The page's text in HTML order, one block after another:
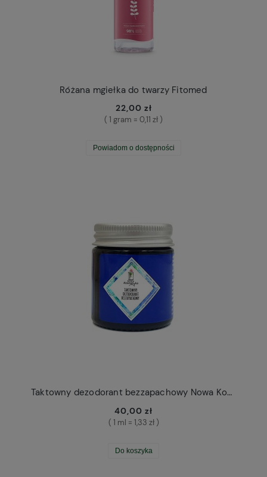
Różana mgiełka do twarzy Fitomed
22,00 zł
( 1 gram = 0,11 zł )
Powiadom o dostępności
Taktowny dezodorant bezzapachowy Nowa Kosmetyka
40,00 zł
( 1 ml = 1,33 zł )
Do koszyka